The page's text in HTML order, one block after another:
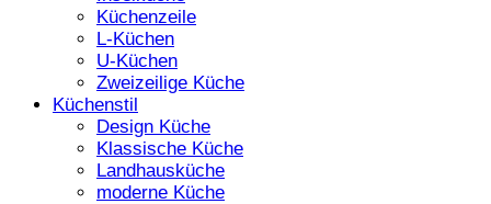
Küchenzeile
L-Küchen
U-Küchen
Zweizeilige Küche
Küchenstil
Design Küche
Klassische Küche
Landhausküche
moderne Küche